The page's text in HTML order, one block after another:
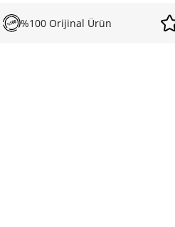
%100 Orijinal Ürün